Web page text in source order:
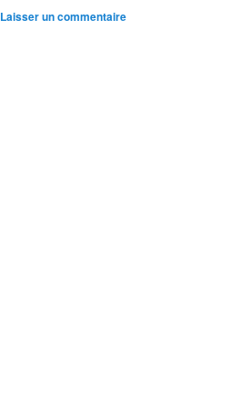
Laisser un commentaire